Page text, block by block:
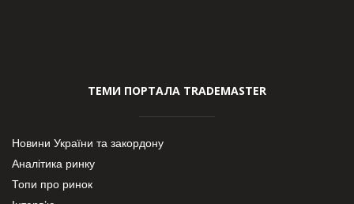
ТЕМИ ПОРТАЛА TRADEMASTER
Новини України та закордону
Аналітика ринку
Топи про ринок